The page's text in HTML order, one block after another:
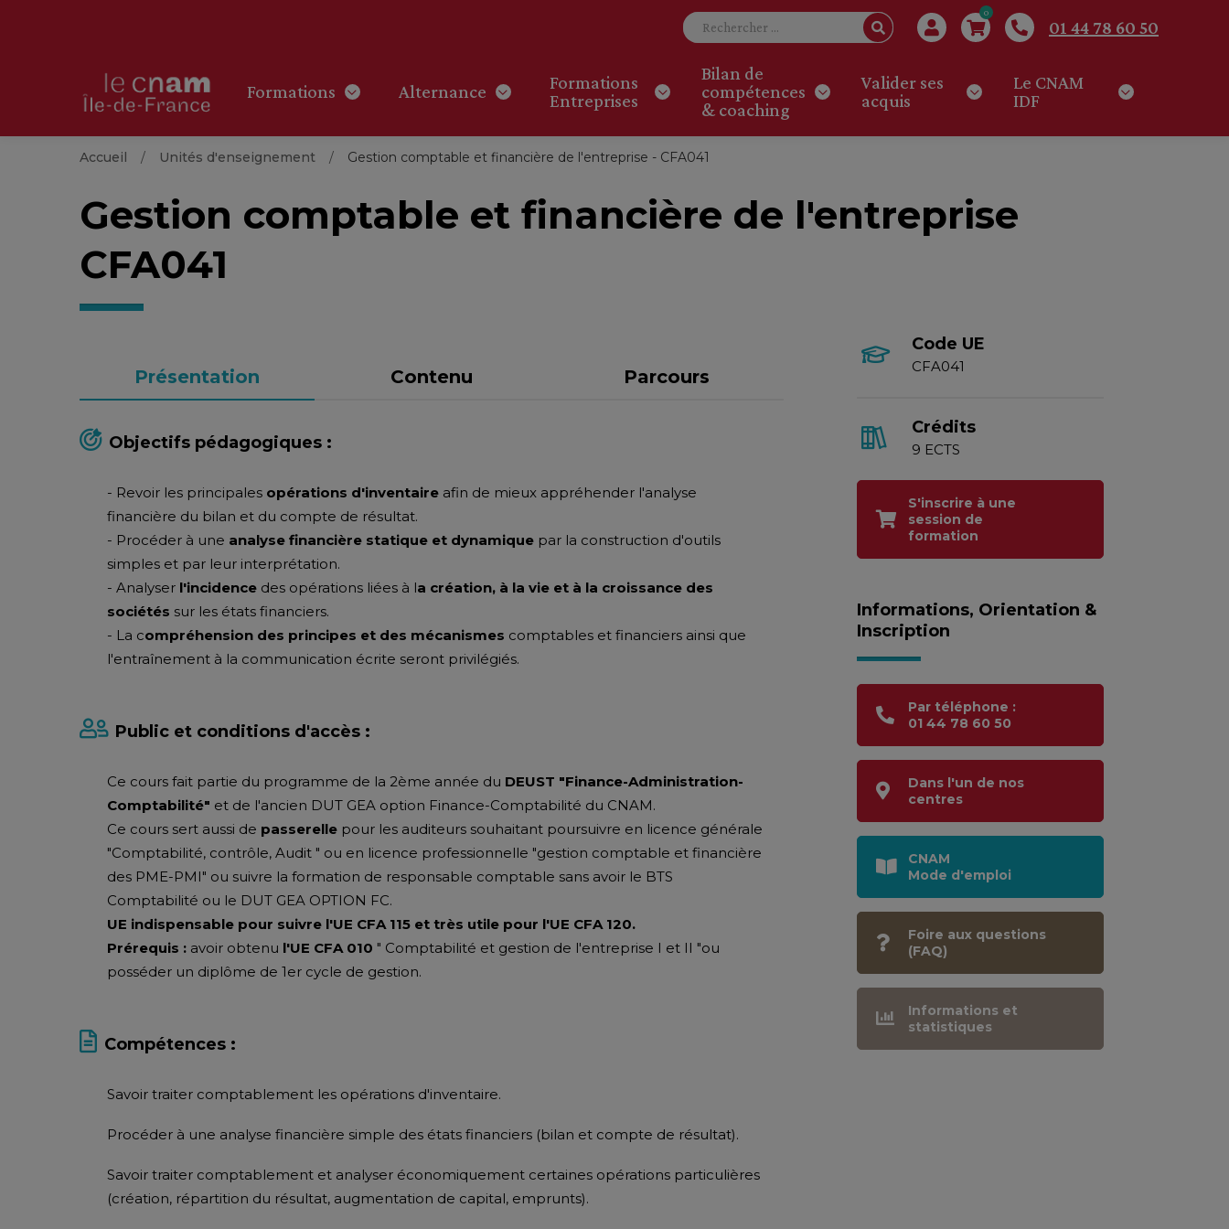
0
01 44 78 60 50
Formations Alternance
Formations
Entreprises
Bilan de
compétences
& coaching
Valider ses
acquis
Le CNAM
IDF
Accueil Unités d'enseignement Gestion comptable et financière de l'entreprise - CFA041
Gestion comptable et financière de l'entreprise
CFA041
Présentation Contenu Parcours
Objectifs pédagogiques :
- Revoir les principales opérations d'inventaire afin de mieux appréhender l'analyse
financière du bilan et du compte de résultat.
- Procéder à une analyse financière statique et dynamique par la construction d'outils
simples et par leur interprétation.
- Analyser l'incidence des opérations liées à la création, à la vie et à la croissance des
sociétés sur les états financiers.
- La compréhension des principes et des mécanismes comptables et financiers ainsi que
l'entraînement à la communication écrite seront privilégiés.
Public et conditions d'accès :
Ce cours fait partie du programme de la 2ème année du DEUST "Finance-Administration-
Comptabilité" et de l'ancien DUT GEA option Finance-Comptabilité du CNAM.
Ce cours sert aussi de passerelle pour les auditeurs souhaitant poursuivre en licence générale
"Comptabilité, contrôle, Audit " ou en licence professionnelle "gestion comptable et financière
des PME-PMI" ou suivre la formation de responsable comptable sans avoir le BTS
Comptabilité ou le DUT GEA OPTION FC.
UE indispensable pour suivre l'UE CFA 115 et très utile pour l'UE CFA 120.
Prérequis : avoir obtenu l'UE CFA 010 " Comptabilité et gestion de l'entreprise I et II "ou
posséder un diplôme de 1er cycle de gestion.
Compétences :
Savoir traiter comptablement les opérations d'inventaire.
Procéder à une analyse financière simple des états financiers (bilan et compte de résultat).
Savoir traiter comptablement et analyser économiquement certaines opérations particulières
(création, répartition du résultat, augmentation de capital, emprunts).
Code UE
CFA041
Crédits
9 ECTS
S'inscrire à une
session de
formation
Informations, Orientation &
Inscription
Par téléphone :
01 44 78 60 50
Dans l'un de nos
centres
CNAM
Mode d'emploi
Foire aux questions
(FAQ)
Informations et
statistiques